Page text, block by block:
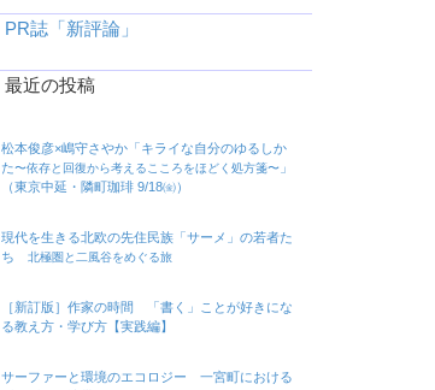
PR誌「新評論」
最近の投稿
松本俊彦×嶋守さやか「キライな自分のゆるしか
た〜依存と回復から考えるこころをほどく処方箋〜」
（東京中延・隣町珈琲 9/18㈮）
現代を生きる北欧の先住民族「サーメ」の若者た
ち 北極圏と二風谷をめぐる旅
［新訂版］作家の時間 「書く」ことが好きにな
る教え方・学び方【実践編】
サーファーと環境のエコロジー 一宮町における